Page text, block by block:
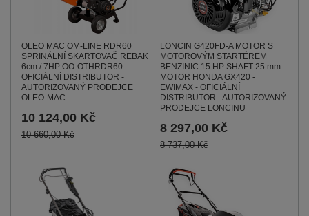
OLEO MAC OM-LINE RDR60
SPRINÁLNÍ SKARTOVAČ REBAK
6cm / 7HP OO-OTHRDR60 -
OFICIÁLNÍ DISTRIBUTOR -
AUTORIZOVANÝ PRODEJCE
OLEO-MAC
10 124,00 Kč
10 660,00 Kč
LONCIN G420FD-A MOTOR S
MOTOROVÝM STARTÉREM
BENZINIC 15 HP SHAFT 25 mm
MOTOR HONDA GX420 -
EWIMAX - OFICIÁLNÍ
DISTRIBUTOR - AUTORIZOVANÝ
PRODEJCE LONCINU
8 297,00 Kč
8 737,00 Kč